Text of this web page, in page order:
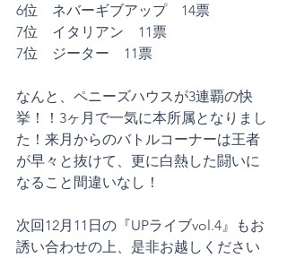
6位　ネバーギブアップ　14票
7位　イタリアン　11票
7位　ジーター　11票
なんと、ペニーズハウスが3連覇の快
挙！！3ヶ月で一気に本所属となりまし
た！来月からのバトルコーナーは王者
が早々と抜けて、更に白熱した闘いに
なること間違いなし！
次回12月11日の『UPライブvol.4』もお
誘い合わせの上、是非お越しください